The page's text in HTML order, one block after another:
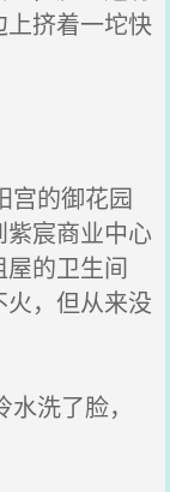
挤着一坨快
宫的御花园
宸商业中心
的卫生间
，但从来没
洗了脸，